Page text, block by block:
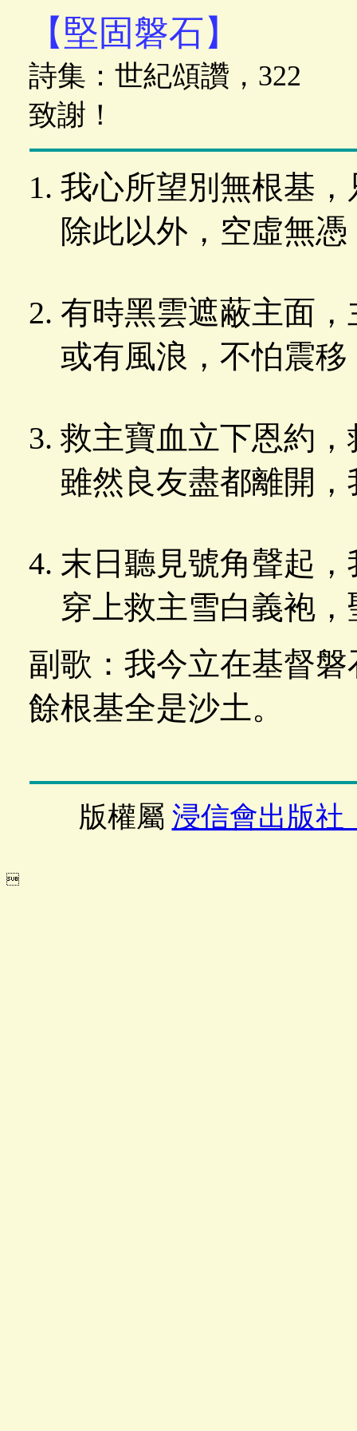
【堅固磐石】
詩集：世紀頌讚，
致謝！
我心所望別無根基
除此以外，空虛無
有時黑雲遮蔽主面
或有風浪，不怕震
救主寶血立下恩約
雖然良友盡都離開
末日聽見號角聲起
穿上救主雪白義袍
副歌：我今立在基督
餘根基全是沙土。
版權屬 浸信會出版社
